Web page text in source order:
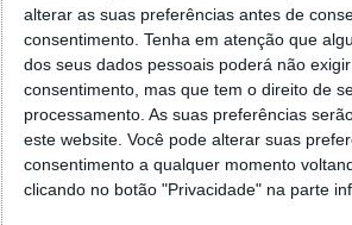
alterar as suas preferências antes de
consentimento. Tenha em atenção que
dos seus dados pessoais poderá não
consentimento, mas que tem o direito de
processamento. As suas preferências
este website. Você pode alterar suas
consentimento a qualquer momento
clicando no botão "Privacidade" na parte
Comentário
Nome * Email *